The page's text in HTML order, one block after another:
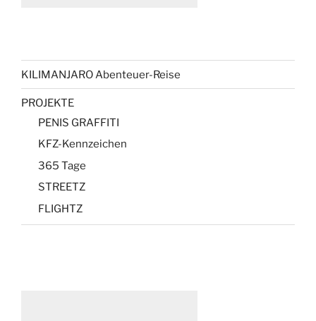
KILIMANJARO Abenteuer-Reise
PROJEKTE
PENIS GRAFFITI
KFZ-Kennzeichen
365 Tage
STREETZ
FLIGHTZ